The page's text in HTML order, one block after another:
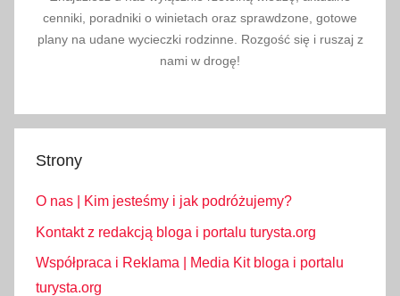
cenniki, poradniki o winietach oraz sprawdzone, gotowe
plany na udane wycieczki rodzinne. Rozgość się i ruszaj z
nami w drogę!
Strony
O nas | Kim jesteśmy i jak podróżujemy?
Kontakt z redakcją bloga i portalu turysta.org
Współpraca i Reklama | Media Kit bloga i portalu
turysta.org